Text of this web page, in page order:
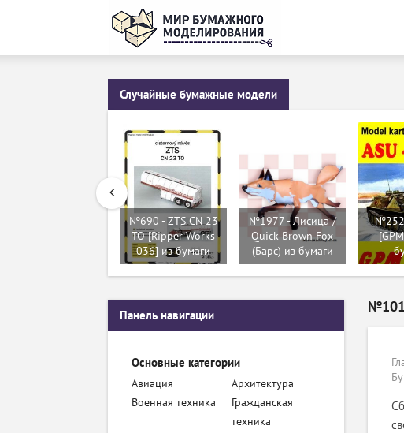
Случайные бумажные модели
№690 - ZTS CN 23
TO [Ripper Works
036] из бумаги
№1977 - Лисица /
Quick Brown Fox
(Барс) из бумаги
№252
Панель навигации
Основные категории
Авиация
Архитектура
Военная техника
Гражданская
техника